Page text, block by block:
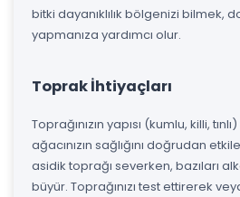
bitki dayanıklılık bölgenizi bilmek,
yapmanıza yardımcı olur.
Toprak İhtiyaçları
Toprağınızın yapısı (kumlu, killi,
ağacınızın sağlığını doğrudan
asidik toprağı severken, bazıları
büyür. Toprağınızı test ettirerek